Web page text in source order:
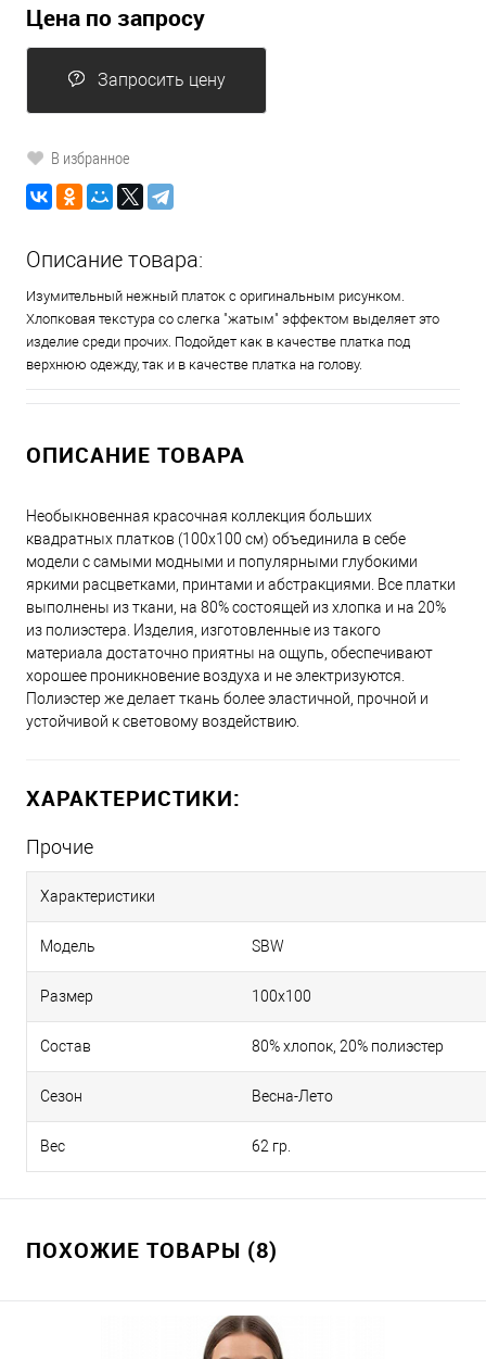
Цена по запросу
Запросить цену
В избранное
Описание товара:
Изумительный нежный платок с оригинальным рисунком.
Хлопковая текстура со слегка "жатым" эффектом выделяет это
изделие среди прочих. Подойдет как в качестве платка под
верхнюю одежду, так и в качестве платка на голову.
ОПИСАНИЕ ТОВАРА
Необыкновенная красочная коллекция больших
квадратных платков (100x100 см) объединила в себе
модели с самыми модными и популярными глубокими
яркими расцветками, принтами и абстракциями. Все платки
выполнены из ткани, на 80% состоящей из хлопка и на 20%
из полиэстера. Изделия, изготовленные из такого
материала достаточно приятны на ощупь, обеспечивают
хорошее проникновение воздуха и не электризуются.
Полиэстер же делает ткань более эластичной, прочной и
устойчивой к световому воздействию.
ХАРАКТЕРИСТИКИ:
Прочие
Характеристики
Модель SBW
Размер 100х100
Состав 80% хлопок, 20% полиэстер
Сезон Весна-Лето
Вес 62 гр.
ПОХОЖИЕ ТОВАРЫ (8)